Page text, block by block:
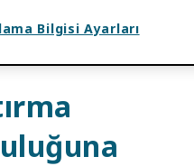
Bilgisi Ayarları